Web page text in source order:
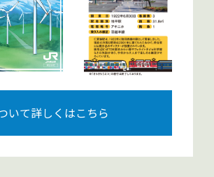
いて詳しくはこちら